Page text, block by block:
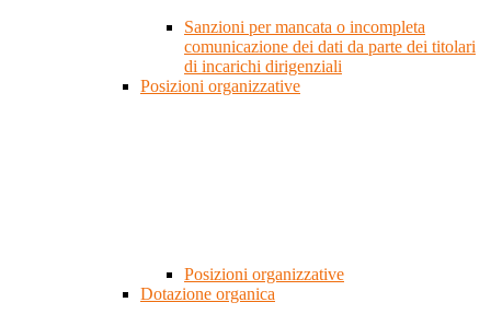
Sanzioni per mancata o incompleta
comunicazione dei dati da parte dei titolari
di incarichi dirigenziali
Posizioni organizzative
Posizioni organizzative
Dotazione organica